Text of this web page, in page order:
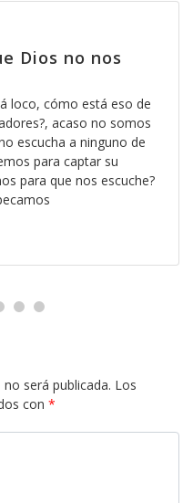
Dios no nos
loco, cómo está eso de
acaso no somos
escucha a ninguno de
para captar su
para que nos escuche?
será publicada. Los
con *